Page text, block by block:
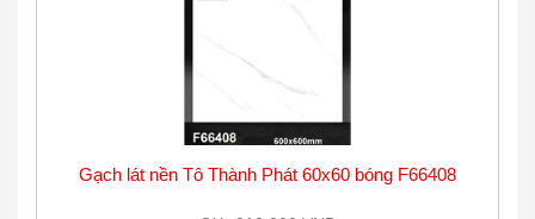
Gạch lát nền Tô Thành Phát 60x60 bóng F66408